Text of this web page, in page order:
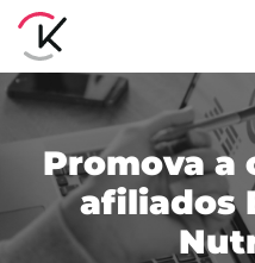
Promova a
afiliados